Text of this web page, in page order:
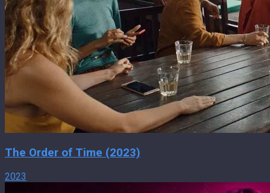
The Order of Time (2023)
2023